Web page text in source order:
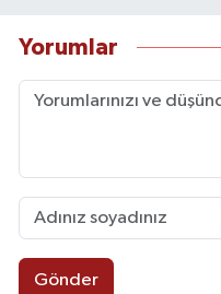
Yorumlar
Gönder